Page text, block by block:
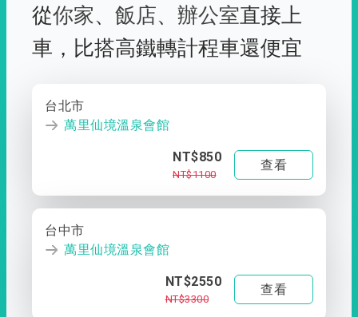
從你家、 飯店、 辦公室直接上
車， 比搭高鐵轉計程車還便宜
台北市
萬里仙境溫泉會館
NT$850
NT$1100
查看
台中市
萬里仙境溫泉會館
NT$2550
NT$3300
查看